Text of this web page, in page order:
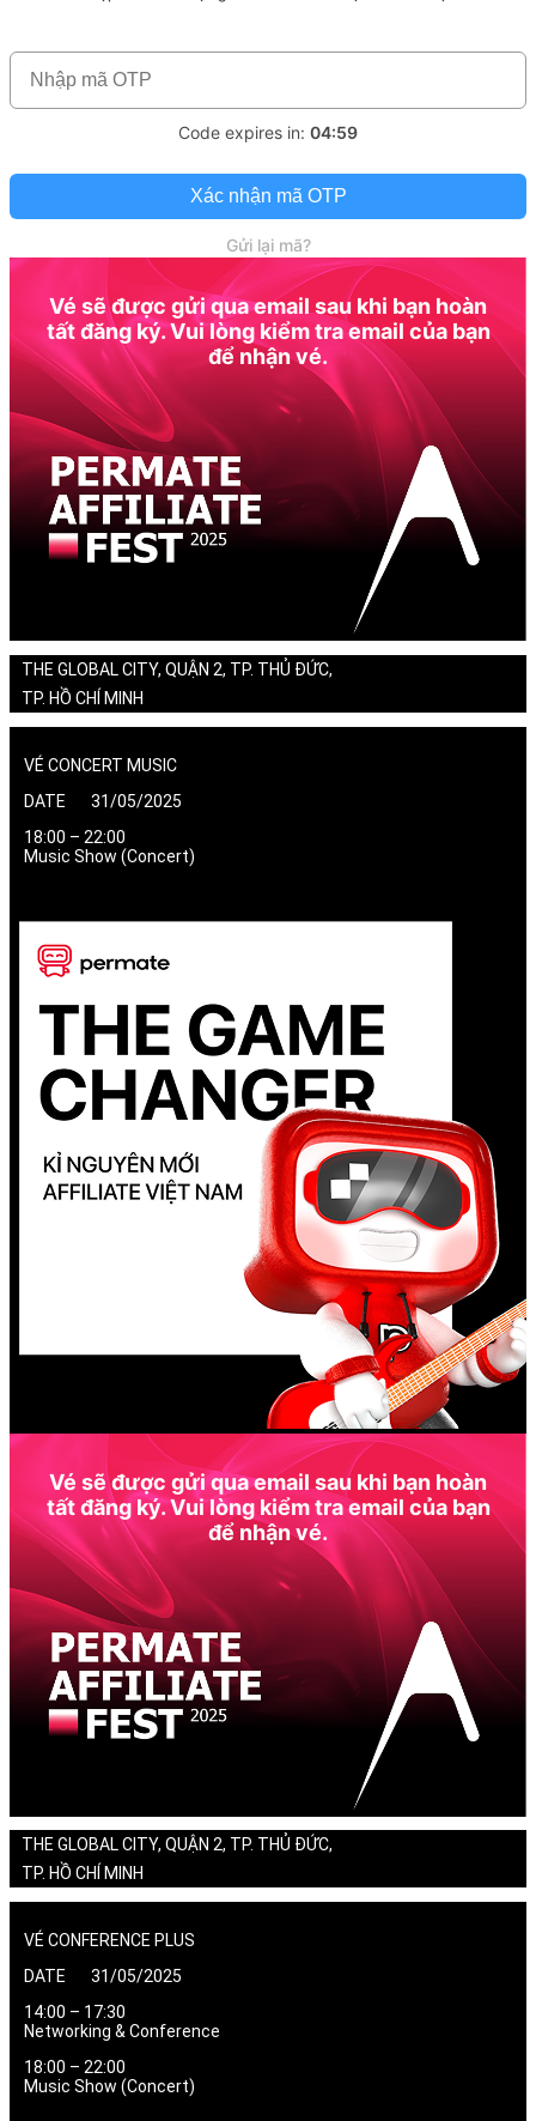
Code expires in: 04:59
Xác nhận mã OTP
Gửi lại mã?
Vé sẽ được gửi qua email sau khi bạn hoàn
tất đăng ký. Vui lòng kiểm tra email của bạn
để nhận vé.
THE GLOBAL CITY, QUẬN 2, TP. THỦ ĐỨC,
TP. HỒ CHÍ MINH
VÉ CONCERT MUSIC
DATE 31/05/2025
18:00 – 22:00
Music Show (Concert)
Vé sẽ được gửi qua email sau khi bạn hoàn
tất đăng ký. Vui lòng kiểm tra email của bạn
để nhận vé.
THE GLOBAL CITY, QUẬN 2, TP. THỦ ĐỨC,
TP. HỒ CHÍ MINH
VÉ CONFERENCE PLUS
DATE 31/05/2025
14:00 – 17:30
Networking & Conference
18:00 – 22:00
Music Show (Concert)